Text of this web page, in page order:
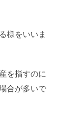
様をいいま
を指すのに
合が多いで